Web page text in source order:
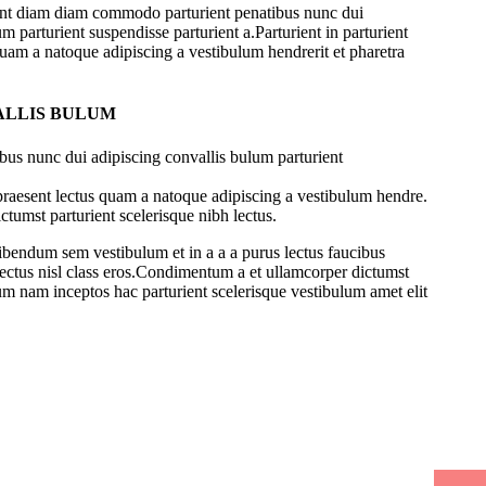
diam diam commodo parturient penatibus nunc dui
parturient suspendisse parturient a.Parturient in parturient
a natoque adipiscing a vestibulum hendrerit et pharetra
BULUM
nunc dui adipiscing convallis bulum parturient
lectus quam a natoque adipiscing a vestibulum hendre.
parturient scelerisque nibh lectus.
sem vestibulum et in a a a purus lectus faucibus
nisl class eros.Condimentum a et ullamcorper dictumst
nam inceptos hac parturient scelerisque vestibulum amet elit